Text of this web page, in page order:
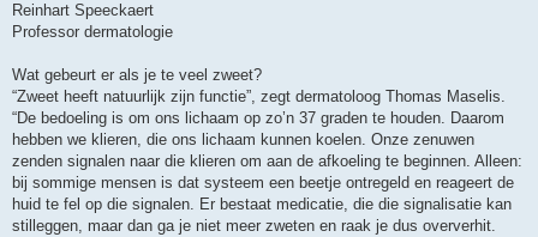
Reinhart Speeckaert
Professor dermatologie
Wat gebeurt er als je te veel zweet?
“Zweet heeft natuurlijk zijn functie”, zegt dermatoloog Thomas Maselis.
“De bedoeling is om ons lichaam op zo’n 37 graden te houden. Daarom
hebben we klieren, die ons lichaam kunnen koelen. Onze zenuwen
zenden signalen naar die klieren om aan de afkoeling te beginnen. Alleen:
bij sommige mensen is dat systeem een beetje ontregeld en reageert de
huid te fel op die signalen. Er bestaat medicatie, die die signalisatie kan
stilleggen, maar dan ga je niet meer zweten en raak je dus oververhit.